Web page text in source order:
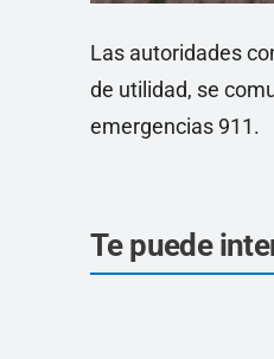
Las autoridades
de utilidad, se
emergencias 911.
Te puede